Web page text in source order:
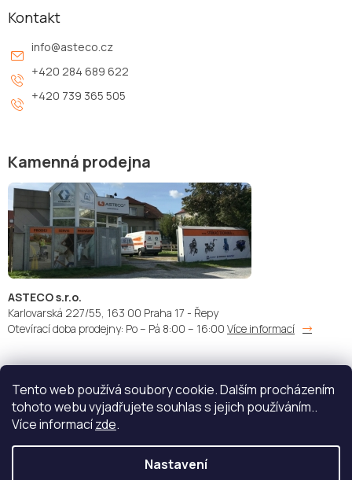
Tento web používá soubory cookie. Dalším procházením
tohoto webu vyjadřujete souhlas s jejich používáním..
Více informacízde.
Nastavení
Kontakt
info@asteco.cz
+420 284 689 622
+420 739 365 505
Kamenná prodejna
ASTECO s.r.o.
Karlovarská 227/55, 163 00 Praha 17 - Řepy
Otevírací doba prodejny: Po – Pá 8:00 – 16:00 Více informací
Doprava: Platba:
STŘÍKACÍ TECHNIKA - ASTECO s.r.o.